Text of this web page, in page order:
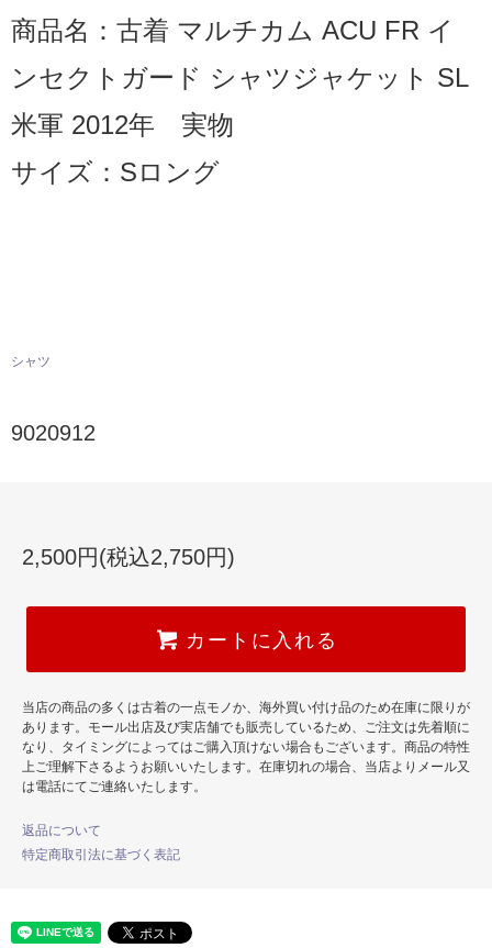
商品名：古着 マルチカム ACU FR イ
ンセクトガード シャツジャケット SL
米軍 2012年 実物
サイズ：Sロング
シャツ
9020912
2,500円(税込2,750円)
カートに入れる
当店の商品の多くは古着の一点モノか、海外買い付け品のため在庫に限りが
あります。モール出店及び実店舗でも販売しているため、ご注文は先着順に
なり、タイミングによってはご購入頂けない場合もございます。商品の特性
上ご理解下さるようお願いいたします。在庫切れの場合、当店よりメール又
は電話にてご連絡いたします。
返品について
特定商取引法に基づく表記